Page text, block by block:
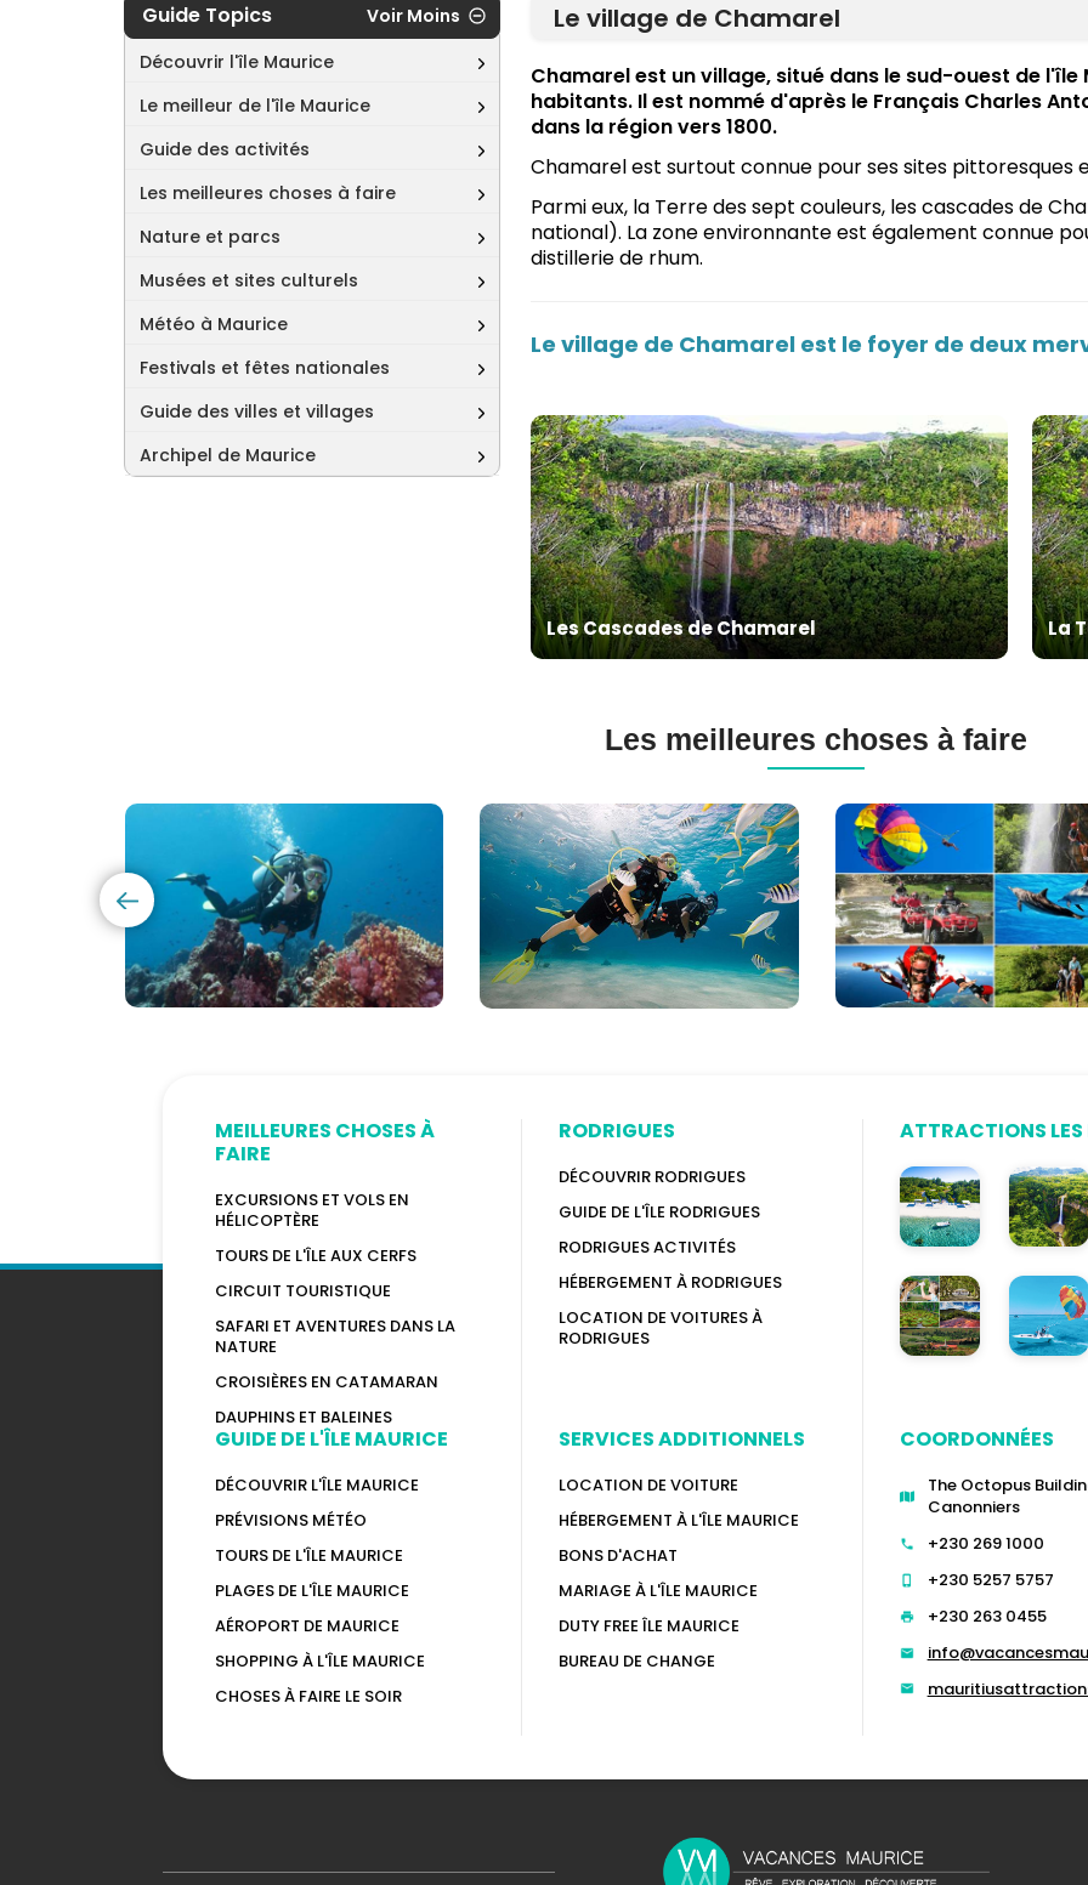
Guide Topics
Voir Moins
Découvrir l'île Maurice
Le meilleur de l'île Maurice
Guide des activités
Les meilleures choses à faire
Nature et parcs
Musées et sites culturels
Météo à Maurice
Festivals et fêtes nationales
Guide des villes et villages
Archipel de Maurice
Le village de Chamarel
Chamarel est un village, situé dans le sud-ouest de
habitants. Il est nommé d'après le Français Charles
dans la région vers 1800.
Chamarel est surtout connue pour ses sites pittoresques
Parmi eux, la Terre des sept couleurs, les cascades de
national). La zone environnante est également connue
distillerie de rhum.
Le village de Chamarel est le foyer de deux
Les Cascades de Chamarel La
Les meilleures choses à faire
de
PADI
et
CMAS
Sous-
marine
à
Maurice
Excursions
à
l'île
Maurice
(120+
options)
MEILLEURES CHOSES À
FAIRE
EXCURSIONS ET VOLS EN
HÉLICOPTÈRE
TOURS DE L'ÎLE AUX CERFS
CIRCUIT TOURISTIQUE
SAFARI ET AVENTURES DANS LA
NATURE
CROISIÈRES EN CATAMARAN
DAUPHINS ET BALEINES
GUIDE DE L'ÎLE MAURICE
DÉCOUVRIR L'ÎLE MAURICE
PRÉVISIONS MÉTÉO
TOURS DE L'ÎLE MAURICE
PLAGES DE L'ÎLE MAURICE
AÉROPORT DE MAURICE
SHOPPING À L'ÎLE MAURICE
CHOSES À FAIRE LE SOIR
RODRIGUES
DÉCOUVRIR RODRIGUES
GUIDE DE L'ÎLE RODRIGUES
RODRIGUES ACTIVITÉS
HÉBERGEMENT À RODRIGUES
LOCATION DE VOITURES À
RODRIGUES
SERVICES ADDITIONNELS
LOCATION DE VOITURE
HÉBERGEMENT À L'ÎLE MAURICE
BONS D'ACHAT
MARIAGE À L'ÎLE MAURICE
DUTY FREE ÎLE MAURICE
BUREAU DE CHANGE
ATTRACTIONS LES
COORDONNÉES
The Octopus
Canonniers
+230 269 1000
+230 5257 5757
+230 263 0455